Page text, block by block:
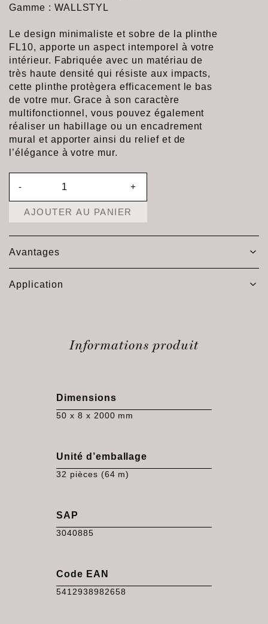
Gamme : WALLSTYL
Le design minimaliste et sobre de la plinthe
FL10, apporte un aspect intemporel à votre
intérieur. Fabriquée avec un matériau de
très haute densité qui résiste aux impacts,
cette plinthe protègera efficacement le bas
de votre mur. Grace à son caractère
multifonctionnel, vous pouvez également
réaliser un habillage ou un encadrement
mural et apporter ainsi du relief et de
l’élégance à votre mur.
- +
AJOUTER AU PANIER
Avantages
Application
Informations produit
Dimensions
50 x 8 x 2000 mm
Unité d’emballage
32 pièces (64 m)
SAP
3040885
Code EAN
5412938982658